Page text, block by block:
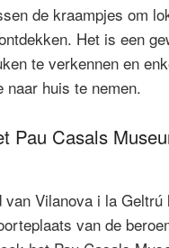
de kraampjes om
Het is een
te verkennen en
naar huis te nemen.
Pau Casals
Vilanova i la Geltrú
van de